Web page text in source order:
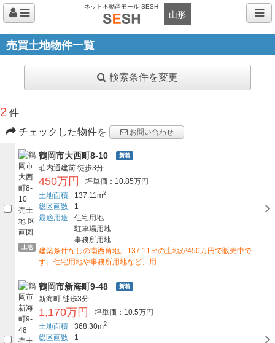
ネット不動産モール SESH
山形
売買土地物件一覧
検索条件を変更
2 件
チェックした物件を
お問い合わせ
土地
鶴岡市大西町8-10 新着
荘内通建前 徒歩3分
450万円
坪単価：10.85万円
土地面積
137.11m2
総区画数
1
最適用途
住宅用地
駐車場用地
事務所用地
建築条件なしの南西角地。137.11㎡の土地が450万円で販売中で
す。住宅用地や事務所用地など、用…
鶴岡市新海町9-48 新着
新海町 徒歩3分
1,170万円
坪単価：10.5万円
土地面積
368.30m2
総区画数
1